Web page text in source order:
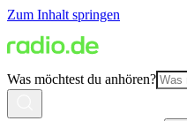
Zum Inhalt springen
Was möchtest du anhören?